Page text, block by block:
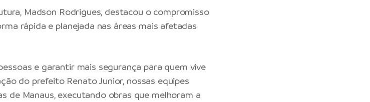
Madson Rodrigues, destacou o compromisso
rápida e planejada nas áreas mais afetadas
e garantir mais segurança para quem vive
do prefeito Renato Junior, nossas equipes
de Manaus, executando obras que melhoram a